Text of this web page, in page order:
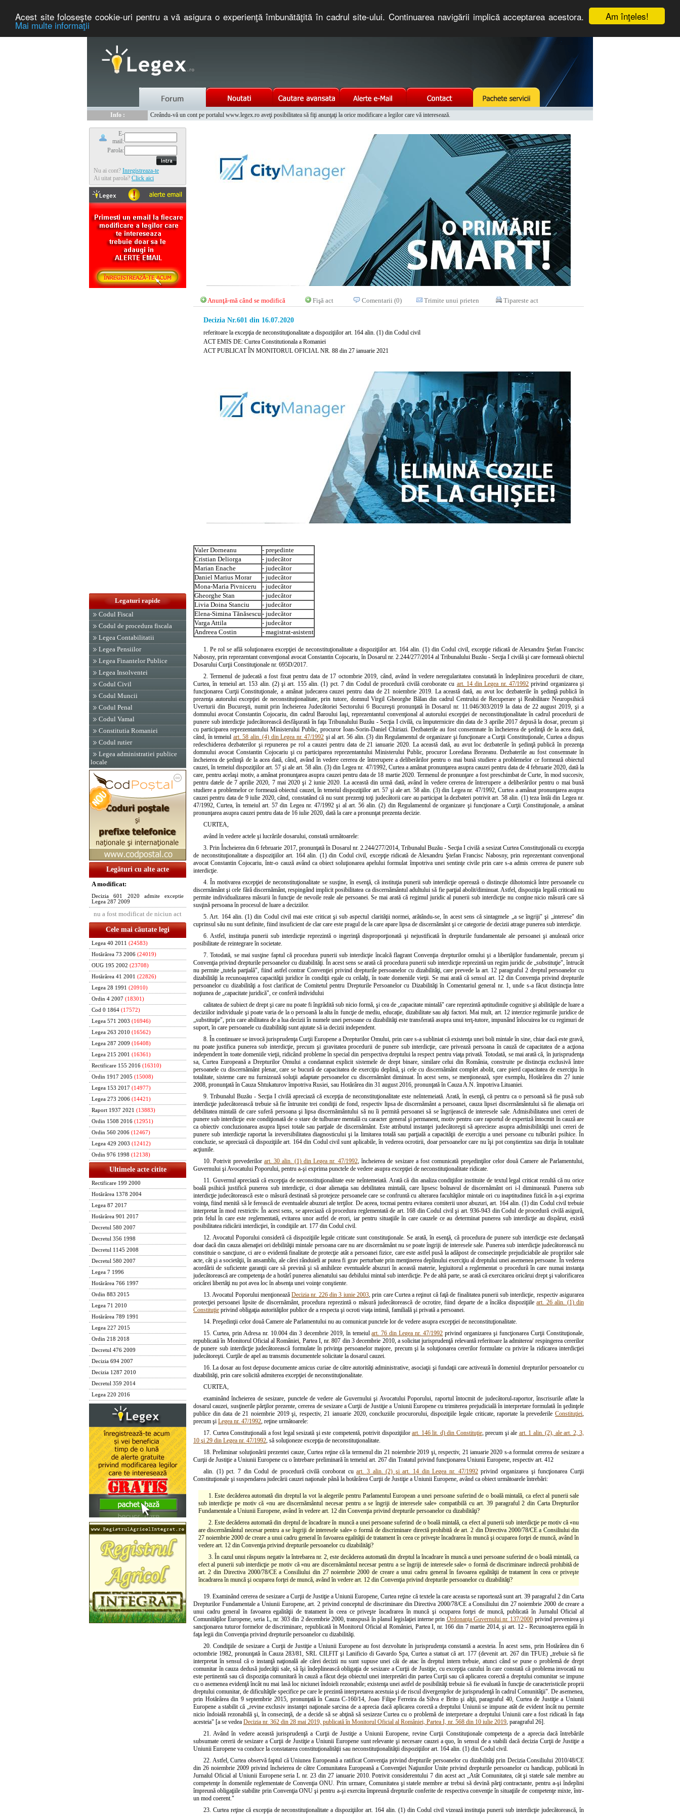
Am înţeles!
Acest site foloseşte cookie-uri pentru a vă asigura o experienţă îmbunătăţită în cadrul site-ului. Continuarea navigării implică acceptarea acestora.
Mai multe informaţii
Info :
Creându-vă un cont pe portalul www.legex.ro aveţi posibilitatea să fiţi anunţaţi la orice modificare a legilor care vă interesează.
E-
mail:
Parola:
Nu ai cont? Inregistreaza-te
Ai uitat parola? Click aici
Legaturi rapide
Codul Fiscal
Codul de procedura fiscala
Legea Contabilitatii
Legea Pensiilor
Legea Finantelor Publice
Legea Insolventei
Codul Civil
Codul Muncii
Codul Penal
Codul Vamal
Constitutia Romaniei
Codul rutier
Legea administratiei publice
locale
Legături cu alte acte
A modificat:
Decizia 601 2020 admite exceptie
Legea 287 2009
nu a fost modificat de niciun act
Cele mai căutate legi
Legea 40 2011 (24583)
Hotărârea 73 2006 (24019)
OUG 195 2002 (23708)
Hotărârea 41 2001 (22826)
Legea 28 1991 (20910)
Ordin 4 2007 (18301)
Cod 0 1864 (17572)
Legea 571 2003 (16946)
Legea 263 2010 (16562)
Legea 287 2009 (16408)
Legea 215 2001 (16361)
Rectificare 155 2016 (16310)
Ordin 1917 2005 (15008)
Legea 153 2017 (14977)
Legea 273 2006 (14421)
Raport 1937 2021 (13883)
Ordin 1508 2016 (12951)
Ordin 560 2006 (12467)
Legea 429 2003 (12412)
Ordin 976 1998 (12138)
Ultimele acte citite
Rectificare 199 2000
Hotărârea 1378 2004
Legea 87 2017
Hotărârea 901 2017
Decretul 580 2007
Decretul 356 1998
Decretul 1145 2008
Decretul 580 2007
Legea 7 1996
Hotărârea 766 1997
Ordin 883 2015
Legea 71 2010
Hotărârea 789 1991
Legea 227 2015
Ordin 218 2018
Decretul 476 2009
Decizia 694 2007
Decizia 1287 2010
Decretul 359 2014
Legea 220 2016
Anunţă-mă când se modifică Fişă act Comentarii (0) Trimite unui prieten Tipareste act
Decizia Nr.601 din 16.07.2020
referitoare la excepţia de neconstituţionalitate a dispoziţiilor art. 164 alin. (1) din Codul civil
ACT EMIS DE: Curtea Constitutionala a Romaniei
ACT PUBLICAT ÎN MONITORUL OFICIAL NR. 88 din 27 ianuarie 2021
Valer Dorneanu
- preşedinte
Cristian Deliorga
- judecător
Marian Enache
- judecător
Daniel Marius Morar
- judecător
Mona-Maria Pivniceru
- judecător
Gheorghe Stan
- judecător
Livia Doina Stanciu
- judecător
Elena-Simina Tănăsescu - judecător
Varga Attila
- judecător
Andreea Costin
- magistrat-asistent
1. Pe rol se află soluţionarea excepţiei de neconstituţionalitate a dispoziţiilor art. 164 alin. (1) din Codul civil, excepţie ridicată de Alexandru Ştefan Francisc
Nabosny, prin reprezentant convenţional avocat Constantin Cojocariu, în Dosarul nr. 2.244/277/2014 al Tribunalului Buzău - Secţia I civilă şi care formează obiectul
Dosarului Curţii Constituţionale nr. 695D/2017.
2. Termenul de judecată a fost fixat pentru data de 17 octombrie 2019, când, având în vedere neregularitatea constatată în îndeplinirea procedurii de citare,
Curtea, în temeiul art. 153 alin. (2) şi art. 155 alin. (1) pct. 7 din Codul de procedură civilă coroborate cu art. 14 din Legea nr. 47/1992 privind organizarea şi
funcţionarea Curţii Constituţionale, a amânat judecarea cauzei pentru data de 21 noiembrie 2019. La această dată, au avut loc dezbaterile în şedinţă publică în
prezenţa autorului excepţiei de neconstituţionalitate, prin tutore, domnul Virgil Gheorghe Bălan din cadrul Centrului de Recuperare şi Reabilitare Neuropsihică
Uverturii din Bucureşti, numit prin încheierea Judecătoriei Sectorului 6 Bucureşti pronunţată în Dosarul nr. 11.046/303/2019 la data de 22 august 2019, şi a
domnului avocat Constantin Cojocariu, din cadrul Baroului Iaşi, reprezentantul convenţional al autorului excepţiei de neconstituţionalitate în cadrul procedurii de
punere sub interdicţie judecătorească desfăşurată în faţa Tribunalului Buzău - Secţia I civilă, cu împuternicire din data de 3 aprilie 2017 depusă la dosar, precum şi
cu participarea reprezentantului Ministerului Public, procuror Ioan-Sorin-Daniel Chiriazi. Dezbaterile au fost consemnate în încheierea de şedinţă de la acea dată,
când, în temeiul art. 58 alin. (4) din Legea nr. 47/1992 şi al art. 56 alin. (3) din Regulamentul de organizare şi funcţionare a Curţii Constituţionale, Curtea a dispus
redeschiderea dezbaterilor şi repunerea pe rol a cauzei pentru data de 21 ianuarie 2020. La această dată, au avut loc dezbaterile în şedinţă publică în prezenţa
domnului avocat Constantin Cojocariu şi cu participarea reprezentantului Ministerului Public, procuror Loredana Brezeanu. Dezbaterile au fost consemnate în
încheierea de şedinţă de la acea dată, când, având în vedere cererea de întrerupere a deliberărilor pentru o mai bună studiere a problemelor ce formează obiectul
cauzei, în temeiul dispoziţiilor art. 57 şi ale art. 58 alin. (3) din Legea nr. 47/1992, Curtea a amânat pronunţarea asupra cauzei pentru data de 4 februarie 2020, dată la
care, pentru acelaşi motiv, a amânat pronunţarea asupra cauzei pentru data de 18 martie 2020. Termenul de pronunţare a fost preschimbat de Curte, în mod succesiv,
pentru datele de 7 aprilie 2020, 7 mai 2020 şi 2 iunie 2020. La această din urmă dată, având în vedere cererea de întrerupere a deliberărilor pentru o mai bună
studiere a problemelor ce formează obiectul cauzei, în temeiul dispoziţiilor art. 57 şi ale art. 58 alin. (3) din Legea nr. 47/1992, Curtea a amânat pronunţarea asupra
cauzei pentru data de 9 iulie 2020, când, constatând că nu sunt prezenţi toţi judecătorii care au participat la dezbateri potrivit art. 58 alin. (1) teza întâi din Legea nr.
47/1992, Curtea, în temeiul art. 57 din Legea nr. 47/1992 şi al art. 56 alin. (2) din Regulamentul de organizare şi funcţionare a Curţii Constituţionale, a amânat
pronunţarea asupra cauzei pentru data de 16 iulie 2020, dată la care a pronunţat prezenta decizie.
CURTEA,
având în vedere actele şi lucrările dosarului, constată următoarele:
3. Prin Încheierea din 6 februarie 2017, pronunţată în Dosarul nr. 2.244/277/2014, Tribunalul Buzău - Secţia I civilă a sesizat Curtea Constituţională cu excepţia
de neconstituţionalitate a dispoziţiilor art. 164 alin. (1) din Codul civil, excepţie ridicată de Alexandru Ştefan Francisc Nabosny, prin reprezentant convenţional
avocat Constantin Cojocariu, într-o cauză având ca obiect soluţionarea apelului formulat împotriva unei sentinţe civile prin care s-a admis cererea de punere sub
interdicţie.
4. În motivarea excepţiei de neconstituţionalitate se susţine, în esenţă, că instituţia punerii sub interdicţie operează o distincţie dihotomică între persoanele cu
discernământ şi cele fără discernământ, respingând implicit posibilitatea ca discernământul adultului să fie parţial abolit/diminuat. Astfel, dispoziţia legală criticată nu
permite individualizarea măsurii în funcţie de nevoile reale ale persoanei. Se mai arată că regimul juridic al punerii sub interdicţie nu conţine nicio măsură care să
susţină persoana în procesul de luare a deciziilor.
5. Art. 164 alin. (1) din Codul civil mai este criticat şi sub aspectul clarităţii normei, arătându-se, în acest sens că sintagmele „a se îngriji" şi „interese" din
cuprinsul său nu sunt definite, fiind insuficient de clar care este pragul de la care apare lipsa de discernământ şi ce categorie de decizii atrage punerea sub interdicţie.
6. Astfel, instituţia punerii sub interdicţie reprezintă o ingerinţă disproporţionată şi nejustificată în drepturile fundamentale ale persoanei şi anulează orice
posibilitate de reintegrare în societate.
7. Totodată, se mai susţine faptul că procedura punerii sub interdicţie încalcă flagrant Convenţia drepturilor omului şi a libertăţilor fundamentale, precum şi
Convenţia privind drepturile persoanelor cu dizabilităţi. În acest sens se arată că procedura punerii sub interdicţie reprezintă un regim juridic de „substituţie", întrucât
nu permite „tutela parţială", fiind astfel contrar Convenţiei privind drepturile persoanelor cu dizabilităţi, care prevede la art. 12 paragraful 2 dreptul persoanelor cu
dizabilităţi la recunoaşterea capacităţii juridice în condiţii egale cu ceilalţi, în toate domeniile vieţii. Se mai arată că sensul art. 12 din Convenţia privind drepturile
persoanelor cu dizabilităţi a fost clarificat de Comitetul pentru Drepturile Persoanelor cu Dizabilităţi în Comentariul general nr. 1, unde s-a făcut distincţia între
noţiunea de „capacitate juridică", ce conferă individului
calitatea de subiect de drept şi care nu poate fi îngrădită sub nicio formă, şi cea de „capacitate mintală" care reprezintă aptitudinile cognitive şi abilităţile de luare a
deciziilor individuale şi poate varia de la o persoană la alta în funcţie de mediu, educaţie, dizabilitate sau alţi factori. Mai mult, art. 12 interzice regimurile juridice de
„substituţie", prin care abilitatea de a lua decizii în numele unei persoane cu dizabilităţi este transferată asupra unui terţ-tutore, impunând înlocuirea lor cu regimuri de
suport, în care persoanele cu dizabilităţi sunt ajutate să ia decizii independent.
8. În continuare se invocă jurisprudenţa Curţii Europene a Drepturilor Omului, prin care s-a subliniat că existenţa unei boli mintale în sine, chiar dacă este gravă,
nu poate justifica punerea sub interdicţie, precum şi gravitatea procedurii de punere sub interdicţie, care privează persoana în cauză de capacitatea de a acţiona
independent în toate domeniile vieţii, ridicând probleme în special din perspectiva dreptului la respect pentru viaţa privată. Totodată, se mai arată că, în jurisprudenţa
sa, Curtea Europeană a Drepturilor Omului a condamnat explicit sistemele de drept binare, similare celui din România, construite pe distincţia exclusivă între
persoanele cu discernământ plenar, care se bucură de capacitatea de exerciţiu deplină, şi cele cu discernământ complet abolit, care pierd capacitatea de exerciţiu în
totalitate, sisteme care nu furnizează soluţii adaptate persoanelor cu discernământ diminuat. În acest sens, se menţionează, spre exemplu, Hotărârea din 27 iunie
2008, pronunţată în Cauza Shtukaturov împotriva Rusiei, sau Hotărârea din 31 august 2016, pronunţată în Cauza A.N. împotriva Lituaniei.
9. Tribunalul Buzău - Secţia I civilă apreciază că excepţia de neconstituţionalitate este neîntemeiată. Arată, în esenţă, că pentru ca o persoană să fie pusă sub
interdicţie judecătorească trebuie să fie întrunite trei condiţii de fond, respectiv lipsa de discernământ a persoanei, cauza lipsei discernământului să fie alienaţia ori
debilitatea mintală de care suferă persoana şi lipsa discernământului să nu îi permită persoanei să se îngrijească de interesele sale. Admisibilitatea unei cereri de
punere sub interdicţie este condiţionată de o stare de tulburare mentală cu caracter general şi permanent, motiv pentru care raportul de expertiză întocmit în cauză are
ca obiectiv concluzionarea asupra lipsei totale sau parţiale de discernământ. Este atributul instanţei judecătoreşti să aprecieze asupra admisibilităţii unei cereri de
punere sub interdicţie raportat la ireversibilitatea diagnosticului şi la limitarea totală sau parţială a capacităţii de exerciţiu a unei persoane cu tulburări psihice. În
concluzie, se apreciază că dispoziţiile art. 164 din Codul civil sunt aplicabile, în vederea ocrotirii, doar persoanelor care nu îşi pot conştientiza sau dirija în totalitate
acţiunile.
10. Potrivit prevederilor art. 30 alin. (1) din Legea nr. 47/1992, încheierea de sesizare a fost comunicată preşedinţilor celor două Camere ale Parlamentului,
Guvernului şi Avocatului Poporului, pentru a-şi exprima punctele de vedere asupra excepţiei de neconstituţionalitate ridicate.
11. Guvernul apreciază că excepţia de neconstituţionalitate este neîntemeiată. Arată că din analiza condiţiilor instituite de textul legal criticat rezultă că nu orice
boală psihică justifică punerea sub interdicţie, ci doar alienaţia sau debilitatea mintală, care lipsesc bolnavul de discernământ ori i-l diminuează. Punerea sub
interdicţie judecătorească este o măsură destinată să protejeze persoanele care se confruntă cu alterarea facultăţilor mintale ori cu inaptitudinea fizică în a-şi exprima
voinţa, fiind menită să le ferească de eventualele abuzuri ale terţilor. De aceea, tocmai pentru evitarea comiterii unor abuzuri, art. 164 alin. (1) din Codul civil trebuie
interpretat în mod restrictiv. În acest sens, se apreciază că procedura reglementată de art. 168 din Codul civil şi art. 936-943 din Codul de procedură civilă asigură,
prin felul în care este reglementată, evitarea unor astfel de erori, iar pentru situaţiile în care cauzele ce au determinat punerea sub interdicţie au dispărut, există
posibilitatea ridicării interdicţiei, în condiţiile art. 177 din Codul civil.
12. Avocatul Poporului consideră că dispoziţiile legale criticate sunt constituţionale. Se arată, în esenţă, că procedura de punere sub interdicţie este declanşată
doar dacă din cauza alienaţiei ori debilităţii mintale persoana care nu are discernământ nu se poate îngriji de interesele sale. Punerea sub interdicţie judecătorească nu
constituie o sancţiune, ci are o evidentă finalitate de protecţie atât a persoanei fizice, care este astfel pusă la adăpost de consecinţele prejudiciabile ale propriilor sale
acte, cât şi a societăţii, în ansamblu, ale cărei rânduieli ar putea fi grav perturbate prin menţinerea deplinului exerciţiu al dreptului unei asemenea persoane. În vederea
acordării de suficiente garanţii care să prevină şi să anihileze eventualele abuzuri în această materie, legiuitorul a reglementat o procedură în care numai instanţa
judecătorească are competenţa de a hotărî punerea alienatului sau debilului mintal sub interdicţie. Pe de altă parte, se arată că exercitarea oricărui drept şi valorificarea
oricărei libertăţi nu pot avea loc în absenţa unei voinţe conştiente.
13. Avocatul Poporului menţioneazăDecizia nr. 226 din 3 iunie 2003, prin care Curtea a reţinut că faţă de finalitatea punerii sub interdicţie, respectiv asigurarea
protecţiei persoanei lipsite de discernământ, procedura reprezintă o măsură judecătorească de ocrotire, fiind departe de a încălca dispoziţiileart. 26 alin. (1) din
Constituţie privind obligaţia autorităţilor publice de a respecta şi ocroti viaţa intimă, familială şi privată a persoanei.
14. Preşedinţii celor două Camere ale Parlamentului nu au comunicat punctele lor de vedere asupra excepţiei de neconstituţionalitate.
15. Curtea, prin Adresa nr. 10.004 din 3 decembrie 2019, în temeiulart. 76 din Legea nr. 47/1992 privind organizarea şi funcţionarea Curţii Constituţionale,
republicată în Monitorul Oficial al României, Partea I, nr. 807 din 3 decembrie 2010, a solicitat jurisprudenţă relevantă referitoare la admiterea/ respingerea cererilor
de punere sub interdicţie judecătorească formulate în privinţa persoanelor majore, precum şi la soluţionarea cererilor formulate cu privire la ridicarea interdicţiei
judecătoreşti. Curţile de apel au transmis documentele solicitate la dosarul cauzei.
16. La dosar au fost depuse documente amicus curiae de către autorităţi administrative, asociaţii şi fundaţii care activează în domeniul drepturilor persoanelor cu
dizabilităţi, prin care solicită admiterea excepţiei de neconstituţionalitate.
CURTEA,
examinând încheierea de sesizare, punctele de vedere ale Guvernului şi Avocatului Poporului, raportul întocmit de judecătorul-raportor, înscrisurile aflate la
dosarul cauzei, susţinerile părţilor prezente, cererea de sesizare a Curţii de Justiţie a Uniunii Europene cu trimiterea prejudicială în interpretare formulată în şedinţele
publice din data de 21 noiembrie 2019 şi, respectiv, 21 ianuarie 2020, concluziile procurorului, dispoziţiile legale criticate, raportate la prevederile Constituţiei,
precum şi Legea nr. 47/1992, reţine următoarele:
17. Curtea Constituţională a fost legal sesizată şi este competentă, potrivit dispoziţiilor art. 146 lit. d) din Constituţie, precum şi ale art. 1 alin. (2), ale art. 2, 3,
10 şi 29 din Legea nr. 47/1992, să soluţioneze excepţia de neconstituţionalitate.
18. Preliminar soluţionării prezentei cauze, Curtea reţine că la termenul din 21 noiembrie 2019 şi, respectiv, 21 ianuarie 2020 s-a formulat cererea de sesizare a
Curţii de Justiţie a Uniunii Europene cu o întrebare preliminară în temeiul art. 267 din Tratatul privind funcţionarea Uniunii Europene, respectiv art. 412
alin. (1) pct. 7 din Codul de procedură civilă coroborat cuart. 3 alin. (2) şi art. 14 din Legea nr. 47/1992privind organizarea şi funcţionarea Curţii
Constituţionale şi suspendarea judecării cauzei naţionale până la hotărârea Curţii de Justiţie a Uniunii Europene, având ca obiect următoarele întrebări:
1. Este decăderea automată din dreptul la vot la alegerile pentru Parlamentul European a unei persoane suferind de o boală mintală, ca efect al punerii sale
sub interdicţie pe motiv că «nu are discernământul necesar pentru a se îngriji de interesele sale» compatibilă cu art. 39 paragraful 2 din Carta Drepturilor
Fundamentale a Uniunii Europene, având în vedere art. 12 din Convenţia privind drepturile persoanelor cu dizabilităţi?
2. Este decăderea automată din dreptul de încadrare în muncă a unei persoane suferind de o boală mintală, ca efect al punerii sub interdicţie pe motiv că «nu
are discernământul necesar pentru a se îngriji de interesele sale» o formă de discriminare directă prohibită de art. 2 din Directiva 2000/78/CE a Consiliului din
27 noiembrie 2000 de creare a unui cadru general în favoarea egalităţii de tratament în ceea ce priveşte încadrarea în muncă şi ocuparea forţei de muncă, având în
vedere art. 12 din Convenţia privind drepturile persoanelor cu dizabilităţi?
3. În cazul unui răspuns negativ la întrebarea nr. 2, este decăderea automată din dreptul la încadrare în muncă a unei persoane suferind de o boală mintală, ca
efect al punerii sub interdicţie pe motiv că «nu are discernământul necesar pentru a se îngriji de interesele sale» o formă de discriminare indirectă prohibită de
art. 2 din Directiva 2000/78/CE a Consiliului din 27 noiembrie 2000 de creare a unui cadru general în favoarea egalităţii de tratament în ceea ce priveşte
încadrarea în muncă şi ocuparea forţei de muncă, având în vedere art. 12 din Convenţia privind drepturile persoanelor cu dizabilităţi?
19. Examinând cererea de sesizare a Curţii de Justiţie a Uniunii Europene, Curtea reţine că textele la care aceasta se raportează sunt art. 39 paragraful 2 din Carta
Drepturilor Fundamentale a Uniunii Europene, art. 2 privind conceptul de discriminare din Directiva 2000/78/CE a Consiliului din 27 noiembrie 2000 de creare a
unui cadru general în favoarea egalităţii de tratament în ceea ce priveşte încadrarea în muncă şi ocuparea forţei de muncă, publicată în Jurnalul Oficial al
Comunităţilor Europene, seria L, nr. 303 din 2 decembrie 2000, transpusă în planul legislaţiei interne prin Ordonanţa Guvernului nr. 137/2000 privind prevenirea şi
sancţionarea tuturor formelor de discriminare, republicată în Monitorul Oficial al României, Partea I, nr. 166 din 7 martie 2014, şi art. 12 - Recunoaşterea egală în
faţa legii din Convenţia privind drepturile persoanelor cu dizabilităţi.
20. Condiţiile de sesizare a Curţii de Justiţie a Uniunii Europene au fost dezvoltate în jurisprudenţa constantă a acesteia. În acest sens, prin Hotărârea din 6
octombrie 1982, pronunţată în Cauza 283/81, SRL CILFIT şi Lanificio di Gavardo Spa, Curtea a statuat că art. 177 (devenit art. 267 din TFUE) „trebuie să fie
interpretat în sensul că o instanţă naţională ale cărei decizii nu sunt supuse unei căi de atac în dreptul intern trebuie, atunci când se pune o problemă de drept
comunitar în cauza dedusă judecăţii sale, să îşi îndeplinească obligaţia de sesizare a Curţii de Justiţie, cu excepţia cazului în care constată că problema invocată nu
este pertinentă sau că dispoziţia comunitară în cauză a făcut deja obiectul unei interpretări din partea Curţii sau că aplicarea corectă a dreptului comunitar se impune
cu o asemenea evidenţă încât nu mai lasă loc niciunei îndoieli rezonabile; existenţa unei astfel de posibilităţi trebuie să fie evaluată în funcţie de caracteristicile proprii
dreptului comunitar, de dificultăţile specifice pe care le prezintă interpretarea acestuia şi de riscul divergenţelor de jurisprudenţă în cadrul Comunităţii". De asemenea,
prin Hotărârea din 9 septembrie 2015, pronunţată în Cauza C-160/14, Joao Filipe Ferreira da Silva e Brito şi alţii, paragraful 40, Curtea de Justiţie a Uniunii
Europene a stabilit că „revine exclusiv instanţei naţionale sarcina de a aprecia dacă aplicarea corectă a dreptului Uniunii se impune atât de evident încât nu permite
nicio îndoială rezonabilă şi, în consecinţă, de a decide să se abţină să sesizeze Curtea cu o problemă de interpretare a dreptului Uniunii care a fost ridicată în faţa
acesteia" [a se vedea Decizia nr. 362 din 28 mai 2019, publicată în Monitorul Oficial al României, Partea I, nr. 568 din 10 iulie 2019 , paragraful 26].
21. Având în vedere această jurisprudenţă a Curţii de Justiţie a Uniunii Europene, revine Curţii Constituţionale competenţa de a aprecia dacă întrebările
subsumate cererii de sesizare a Curţii de Justiţie a Uniunii Europene sunt relevante şi necesare cauzei a quo, în sensul de a stabili dacă decizia Curţii de Justiţie a
Uniunii Europene va conduce la constatarea constituţionalităţii sau neconstituţionalităţii dispoziţiilor art. 164 alin. (1) din Codul civil.
22. Astfel, Curtea observă faptul că Uniunea Europeană a ratificat Convenţia privind drepturile persoanelor cu dizabilităţi prin Decizia Consiliului 2010/48/CE
din 26 noiembrie 2009 privind încheierea de către Comunitatea Europeană a Convenţiei Naţiunilor Unite privind drepturile persoanelor cu handicap, publicată în
Jurnalul Oficial al Uniunii Europene seria L nr. 23 din 27 ianuarie 2010. Potrivit considerentului 7 din acest act „Atât Comunitatea, cât şi statele sale membre au
competenţe în domeniile reglementate de Convenţia ONU. Prin urmare, Comunitatea şi statele membre ar trebui să devină părţi contractante, pentru a-şi îndeplini
împreună obligaţiile stabilite prin Convenţia ONU şi pentru a-şi exercita împreună drepturile conferite de respectiva convenţie în situaţiile de competenţe mixte, într-
un mod coerent."
23. Curtea reţine că excepţia de neconstituţionalitate a dispoziţiilor art. 164 alin. (1) din Codul civil vizează instituţia punerii sub interdicţie judecătorească, în